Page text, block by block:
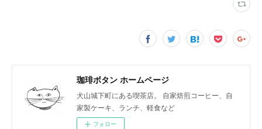
珈琲ボタン ホームページ
犬山城下町にある喫茶店。 自家焙煎コーヒー、自
家製ケーキ、ランチ、軽食など
フォロー